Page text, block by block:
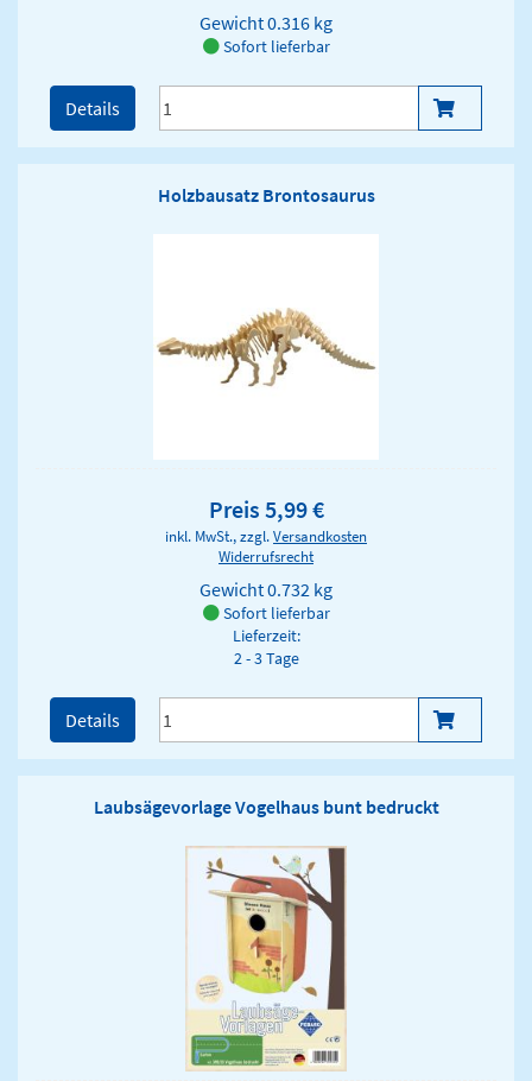
Gewicht0.316 kg
Sofort lieferbar
Details
Holzbausatz Brontosaurus
Preis 5,99 €
inkl. MwSt., zzgl.Versandkosten
Widerrufsrecht
Gewicht0.732 kg
Sofort lieferbar
Lieferzeit:
2 - 3 Tage
Details
Laubsägevorlage Vogelhaus bunt bedruckt